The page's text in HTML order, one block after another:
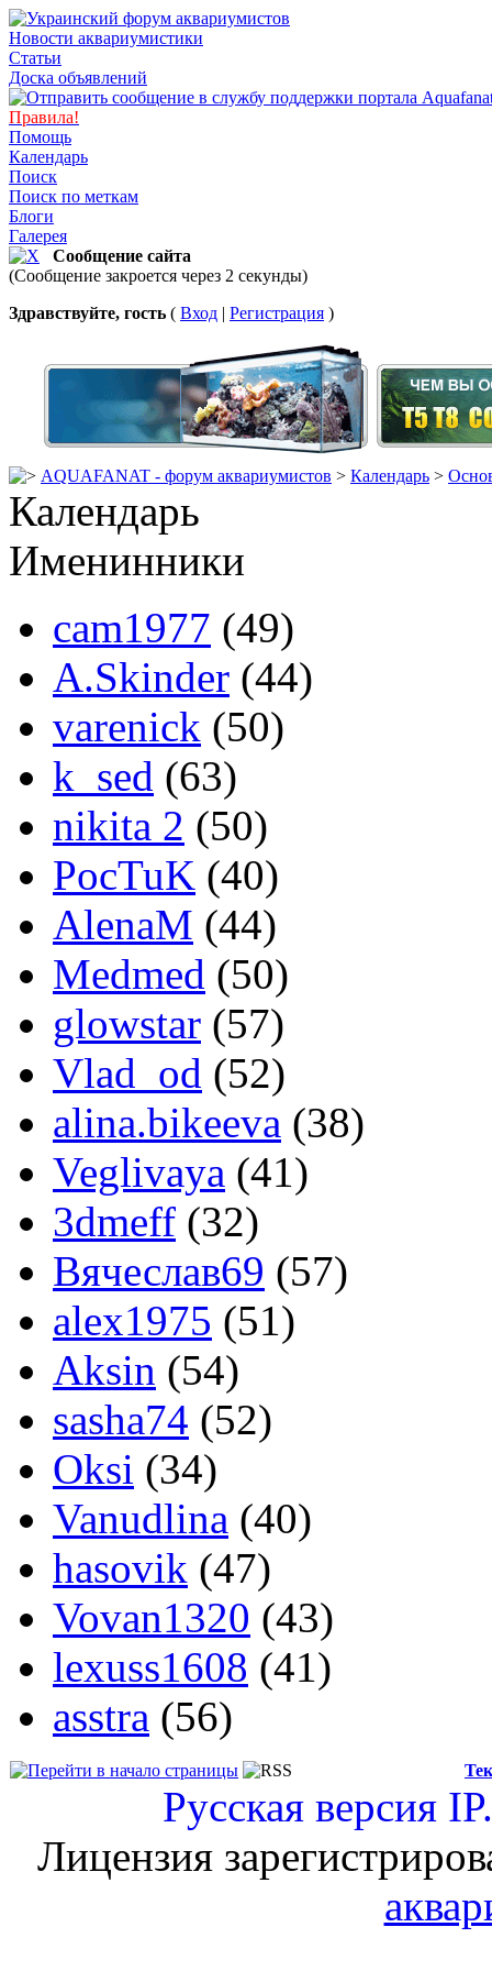
Новости аквариумистики
Статьи
Доска объявлений
Правила!
Помощь
Календарь
Поиск
Поиск по меткам
Блоги
Галерея
Сообщение сайта
(Сообщение закроется через 2 секунды)
Здравствуйте, гость ( Вход | Регистрация )
AQUAFANAT - форум аквариумистов > Календарь >
Календарь
Именинники
cam1977 (49)
A.Skinder (44)
varenick (50)
k_sed (63)
nikita 2 (50)
PocTuK (40)
AlenaM (44)
Medmed (50)
glowstar (57)
Vlad_od (52)
alina.bikeeva (38)
Veglivaya (41)
3dmeff (32)
Вячеслав69 (57)
alex1975 (51)
Aksin (54)
sasha74 (52)
Oksi (34)
Vanudlina (40)
hasovik (47)
Vovan1320 (43)
lexuss1608 (41)
asstra (56)
Русская версия
Лицензия